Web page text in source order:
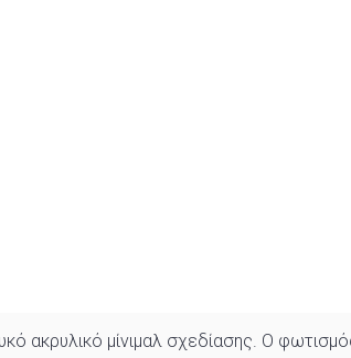
ακρυλικό μίνιμαλ σχεδίασης. Ο